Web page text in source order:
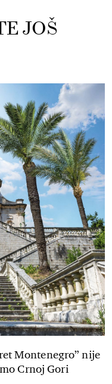
JOŠ
Montenegro” nije
Crnoj Gori